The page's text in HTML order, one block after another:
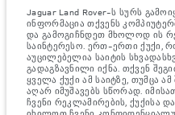
შესაძლებელია იცვლებოდეს
აუცილებლად მოხდება
მისაღებად, გთხოვთ, მიმართეთ
მნიშვნელოვანი ინფორმაცია
შესახებ.ნახევარგამტარების
ახდენს ავტომობილის
ხელმისაწვდომობასა და აწყობის
სიტუაცია და, შედეგად, ვებსაიტში
შეიძლება სრულად არ ასახავდეს
Jaguar Land Rover-ს სურს
ინფორმაცია თქვენს
და გამოგიჩნდეთ მხოლოდ ის
საინტერესო. ერთ-ერთი ქუქი,
აუცილებელია საიტის
გადაგზავნილი იქნა. თქვენ
ყველა ქუქი ამ საიტზე, თუმცა
აღარ იმუშავებს სწორად.
ჩვენი რეკლამირების, ქუქისა